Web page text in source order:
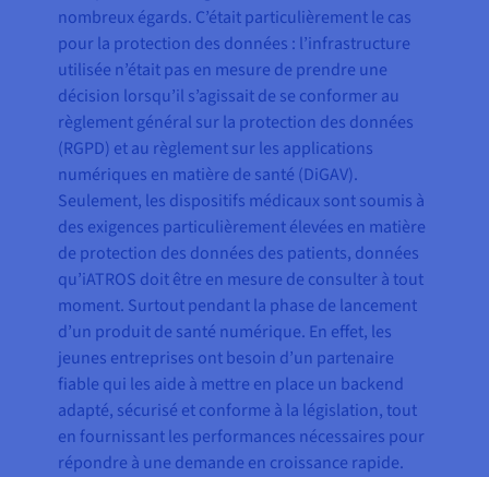
nombreux égards. C’était particulièrement le cas
pour la protection des données : l’infrastructure
utilisée n’était pas en mesure de prendre une
décision lorsqu’il s’agissait de se conformer au
règlement général sur la protection des données
(RGPD) et au règlement sur les applications
numériques en matière de santé (DiGAV).
Seulement, les dispositifs médicaux sont soumis à
des exigences particulièrement élevées en matière
de protection des données des patients, données
qu’iATROS doit être en mesure de consulter à tout
moment. Surtout pendant la phase de lancement
d’un produit de santé numérique. En effet, les
jeunes entreprises ont besoin d’un partenaire
fiable qui les aide à mettre en place un backend
adapté, sécurisé et conforme à la législation, tout
en fournissant les performances nécessaires pour
répondre à une demande en croissance rapide.